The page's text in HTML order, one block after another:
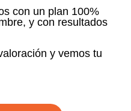
con un plan 100%
y con resultados
y vemos tu